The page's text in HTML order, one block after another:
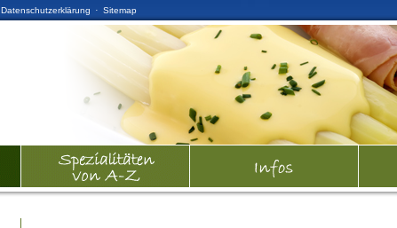
Datenschutzerklärung · Sitemap